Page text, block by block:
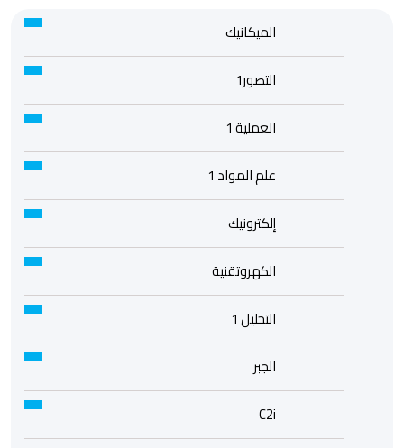
الميكانيك
التصور1
العملية 1
علم المواد 1
إلكترونيك
الكهروتقنية
التحليل 1
الجبر
C2i